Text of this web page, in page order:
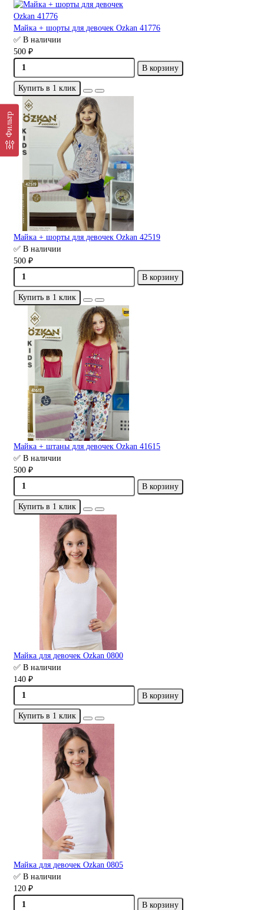
Фильтр
Майка + шорты для девочек Ozkan 41776
✅ В наличии
500 ₽
В корзину
Купить в 1 клик
Майка + шорты для девочек Ozkan 42519
✅ В наличии
500 ₽
В корзину
Купить в 1 клик
Майка + штаны для девочек Ozkan 41615
✅ В наличии
500 ₽
В корзину
Купить в 1 клик
Майка для девочек Ozkan 0800
✅ В наличии
140 ₽
В корзину
Купить в 1 клик
Майка для девочек Ozkan 0805
✅ В наличии
120 ₽
В корзину